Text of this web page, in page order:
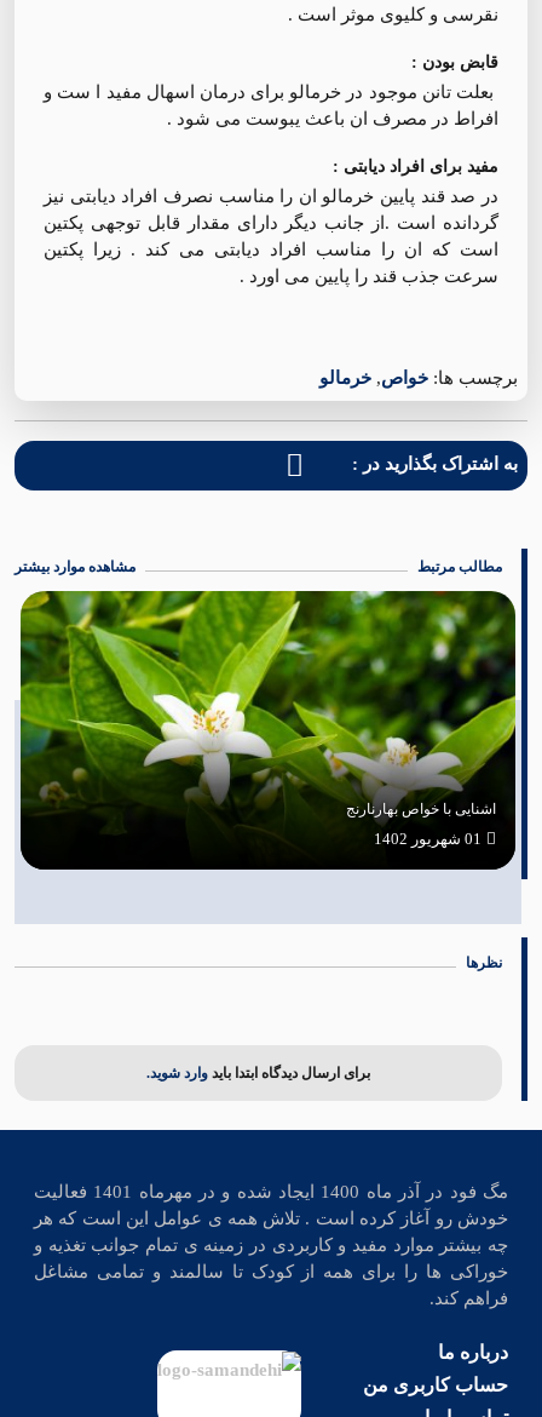
نقرسی و کلیوی موثر است .
قابض بودن :
بعلت تانن موجود در خرمالو برای درمان اسهال مفید ا ست و
افراط در مصرف ان باعث یبوست می شود .
مفید برای افراد دیابتی :
در صد قند پایین خرمالو ان را مناسب نصرف افراد دیابتی نیز
گردانده است .از جانب دیگر دارای مقدار قابل توجهی پکتین
است که ان را مناسب افراد دیابتی می کند . زیرا پکتین
سرعت جذب قند را پایین می اورد .
برچسب ها: خواص, خرمالو
به اشتراک بگذارید در :
مطالب مرتبط مشاهده موارد بیشتر
اشنایی با خواص بهارنارنج
01 شهریور 1402
نظرها
برای ارسال دیدگاه ابتدا باید وارد شوید.
مگ فود در آذر ماه 1400 ایجاد شده و در مهرماه 1401 فعالیت
خودش رو آغاز کرده است . تلاش همه ی عوامل این است که هر
چه بیشتر موارد مفید و کاربردی در زمینه ی تمام جوانب تغذیه و
خوراکی ها را برای همه از کودک تا سالمند و تمامی مشاغل
فراهم کند.
درباره ما
حساب کاربری من